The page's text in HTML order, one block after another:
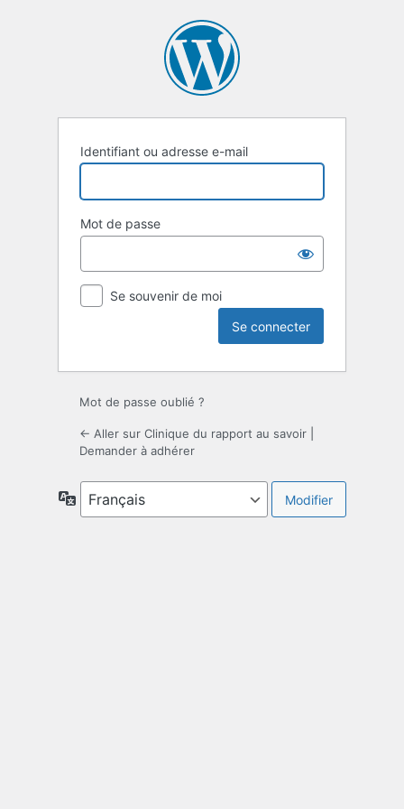
Identifiant ou adresse e-mail
Mot de passe
Se souvenir de moi
Mot de passe oublié ?
← Aller sur Clinique du rapport au savoir
Demander à adhérer
Langue